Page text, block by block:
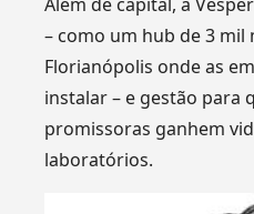
– como um hub de 3
Florianópolis onde as
instalar – e gestão para
promissoras ganhem
laboratórios.